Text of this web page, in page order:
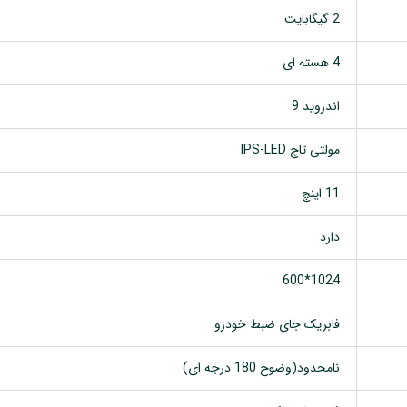
2 گیگابایت
4 هسته ای
اندروید 9
مولتی تاچ IPS-LED
11 اینچ
دارد
1024*600
فابریک جای ضبط خودرو
نامحدود(وضوح 180 درجه ای)